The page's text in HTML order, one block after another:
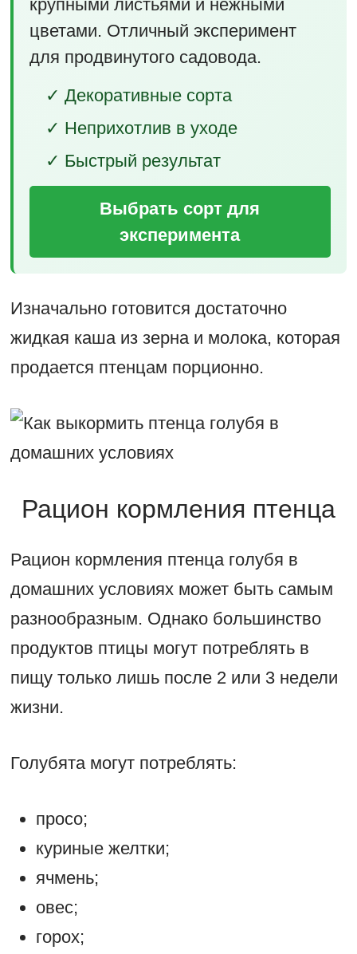
крупными листьями и нежными
цветами. Отличный эксперимент
для продвинутого садовода.
✓ Декоративные сорта
✓ Неприхотлив в уходе
✓ Быстрый результат
Выбрать сорт для
эксперимента
Изначально готовится достаточно
жидкая каша из зерна и молока, которая
продается птенцам порционно.
Рацион кормления птенца
Рацион кормления птенца голубя в
домашних условиях может быть самым
разнообразным. Однако большинство
продуктов птицы могут потреблять в
пищу только лишь после 2 или 3 недели
жизни.
Голубята могут потреблять:
просо;
куриные желтки;
ячмень;
овес;
горох;